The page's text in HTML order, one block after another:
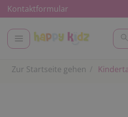
Kontaktformular
Zur Startseite gehen